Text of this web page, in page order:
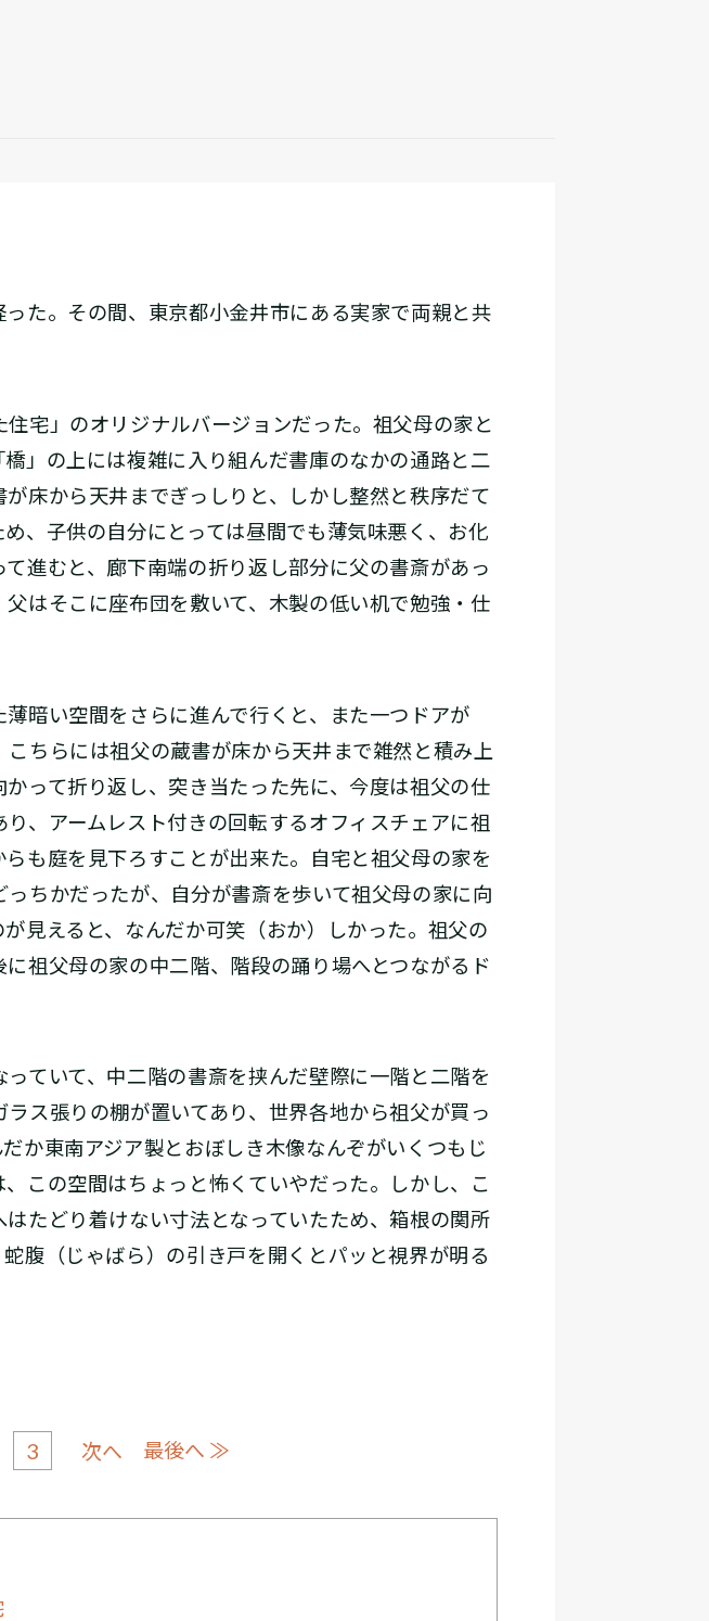
た。その間、東京都小金井市にある実家で両親と共
宅」のオリジナルバージョンだった。祖父母の家と
」の上には複雑に入り組んだ書庫のなかの通路と二
床から天井までぎっしりと、しかし整然と秩序だて
、子供の自分にとっては昼間でも薄気味悪く、お化
進むと、廊下南端の折り返し部分に父の書斎があっ
はそこに座布団を敷いて、木製の低い机で勉強・仕
暗い空間をさらに進んで行くと、また一つドアが
ちらには祖父の蔵書が床から天井まで雑然と積み上
って折り返し、突き当たった先に、今度は祖父の仕
、アームレスト付きの回転するオフィスチェアに祖
も庭を見下ろすことが出来た。自宅と祖父母の家を
ちかだったが、自分が書斎を歩いて祖父母の家に向
見えると、なんだか可笑（おか）しかった。祖父の
祖父母の家の中二階、階段の踊り場へとつながるド
ていて、中二階の書斎を挟んだ壁際に一階と二階を
ス張りの棚が置いてあり、世界各地から祖父が買っ
か東南アジア製とおぼしき木像なんぞがいくつもじ
この空間はちょっと怖くていやだった。しかし、こ
たどり着けない寸法となっていたため、箱根の関所
腹（じゃばら）の引き戸を開くとパッと視界が明る
3 次へ 最後へ ≫